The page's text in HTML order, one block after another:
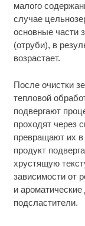
малого
случае
основные части
(отруби), в
возрастает.
После очистки
тепловой
подвергают
проходят через
превращают их в
продукт
хрустящую
зависимости от
и
подсластители.